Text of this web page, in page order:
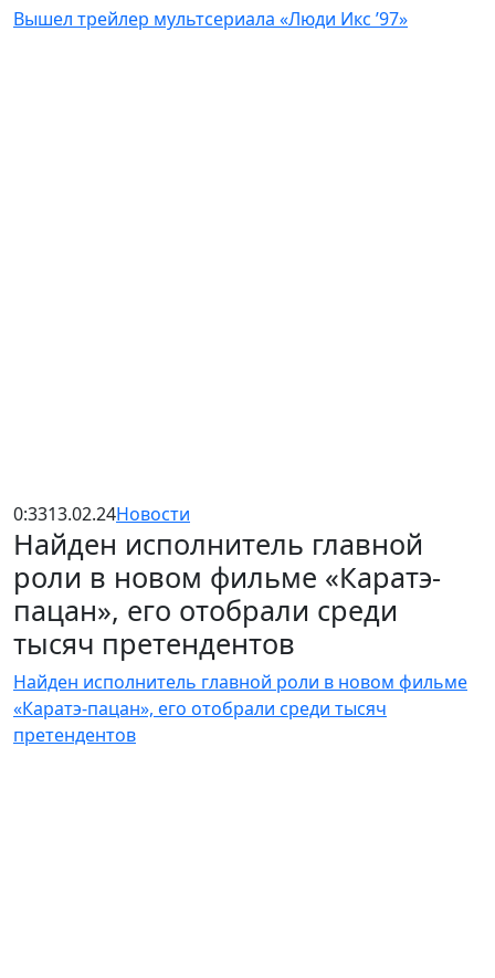
Вышел трейлер мультсериала «Люди Икс ’97»
0:3313.02.24Новости
Найден исполнитель главной
роли в новом фильме «Каратэ-
пацан», его отобрали среди
тысяч претендентов
Найден исполнитель главной роли в новом фильме
«Каратэ-пацан», его отобрали среди тысяч
претендентов